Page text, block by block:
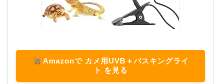
Amazonで カメ用UVB＋バスキングライ
ト を見る